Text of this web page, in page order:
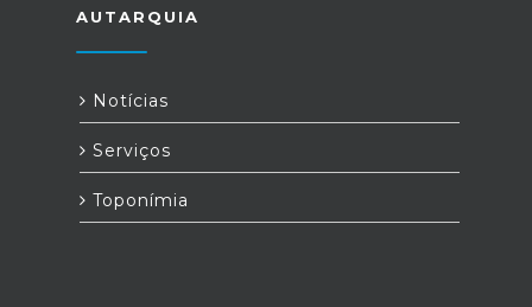
AUTARQUIA
Notícias
Serviços
Toponímia